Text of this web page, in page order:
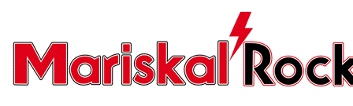
contenido